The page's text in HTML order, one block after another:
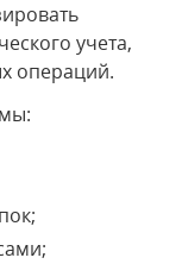
учета,
операций.